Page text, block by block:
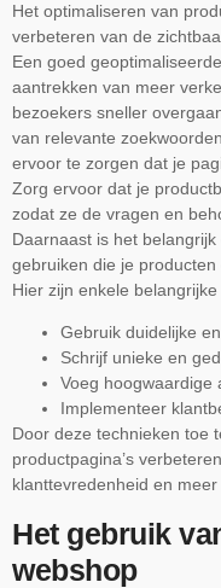
Het optimaliseren van
verbeteren van de
Een goed
aantrekken van meer
bezoekers sneller
van relevante
ervoor te zorgen dat je
Zorg ervoor dat je
zodat ze de vragen en
Daarnaast is het
gebruiken die je producten
Hier zijn enkele
Gebruik duidelijke
Schrijf unieke en
Voeg hoogwaardige
Implementeer
Door deze technieken toe
productpagina’s
klanttevredenheid en
Het gebruik
webshop